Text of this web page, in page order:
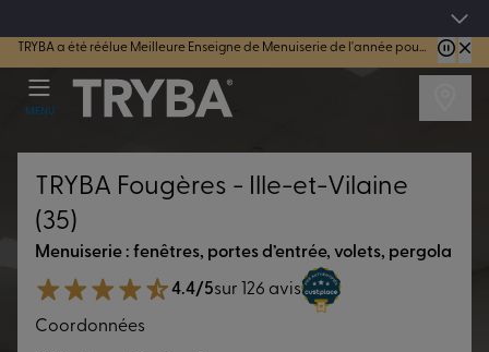
Les jours tentation : Jusqu'à -15% sur vos fenêtres, portes, volets et pergolas
MENU
TRYBA Fougères - Ille-et-Vilaine
(35)
Menuiserie : fenêtres, portes d’entrée, volets, pergola
4.4/5sur 126 avis
Coordonnées